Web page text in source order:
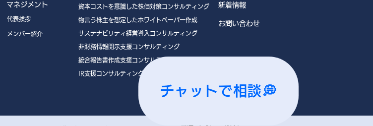
チャットで相談💭
マネジメント
代表挨拶
メンバー紹介
資本コストを意識した株価対策コンサルティング
物言う株主を想定したホワイトペーパー作成
サステナビリティ経営導入コンサルティング
非財務情報開示支援コンサルティング
統合報告書作成支援コンサルティング
IR支援コンサルティング
新着情報
お問い合わせ